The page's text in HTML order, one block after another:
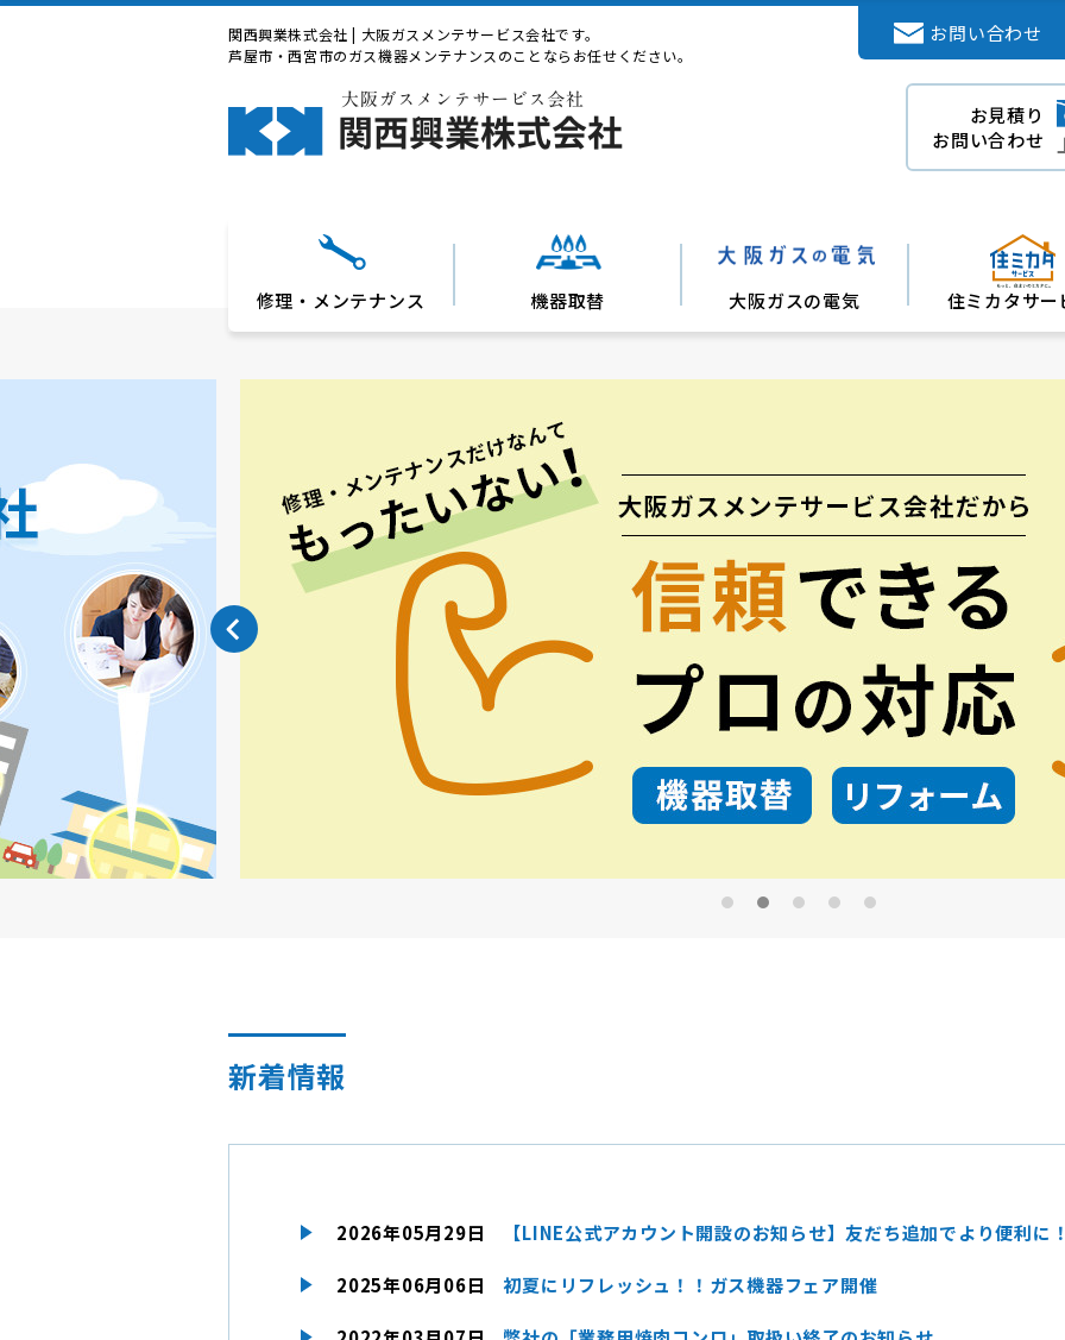
関西興業株式会社 | 大阪ガスメンテサービス会社です。
芦屋市・西宮市のガス機器メンテナンスのことならお任せください。
会社情報
お問い合わせ
お見積り
お問い合わせ
修理・メンテナンス 機器取替 大阪ガスの電気 住ミカタサー
新着情報
2026年05月29日 【LINE公式アカウント開設のお知らせ】友だち追加でより便利に！
2025年06月06日 初夏にリフレッシュ！！ガス機器フェア開催